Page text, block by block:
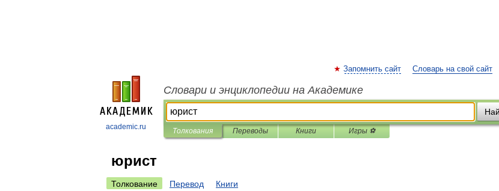
academic.ru
Запомнить сайт Словарь на свой сайт
Словари и энциклопедии на Академике
Толкования Переводы Книги Игры ⚽
юрист
Толкование Перевод Книги